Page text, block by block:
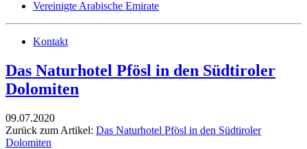
Vereinigte Arabische Emirate
Kontakt
Das Naturhotel Pfösl in den Südtiroler
Dolomiten
09.07.2020
Zurück zum Artikel: Das Naturhotel Pfösl in den Südtiroler
Dolomiten